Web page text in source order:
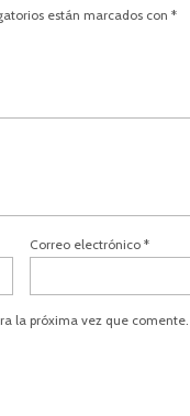
están marcados con*
Correo electrónico*
la próxima vez que comente.